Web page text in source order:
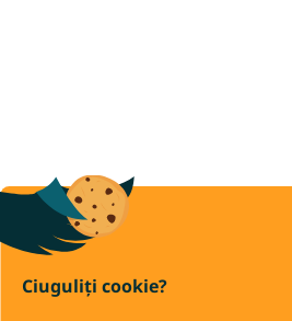
Ciuguliți cookie?